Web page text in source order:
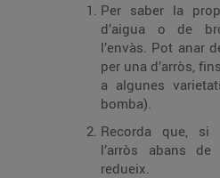
Per saber la
d’aigua o de
l’envàs. Pot anar
per una d’arròs,
a algunes
bomba).
Recorda que, si
l’arròs abans
redueix.